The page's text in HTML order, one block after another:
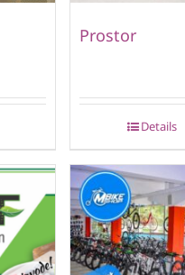
Prostor
Details